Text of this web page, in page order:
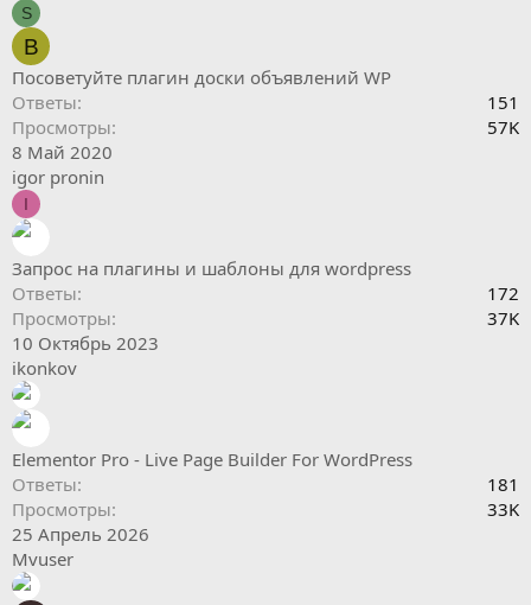
S
B
Посоветуйте плагин доски объявлений WP
Ответы
151
Просмотры
57K
8 Май 2020
igor pronin
I
Запрос на плагины и шаблоны для wordpress
Ответы
172
Просмотры
37K
10 Октябрь 2023
ikonkov
Elementor Pro - Live Page Builder For WordPress
Ответы
181
Просмотры
33K
25 Апрель 2026
Mvuser